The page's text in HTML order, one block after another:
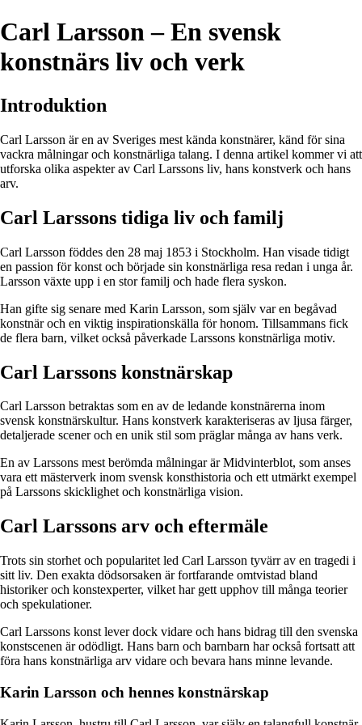
Carl Larsson – En svensk
konstnärs liv och verk
Introduktion
Carl Larsson är en av Sveriges mest kända konstnärer, känd för sina
vackra målningar och konstnärliga talang. I denna artikel kommer vi att
utforska olika aspekter av Carl Larssons liv, hans konstverk och hans
arv.
Carl Larssons tidiga liv och familj
Carl Larsson föddes den 28 maj 1853 i Stockholm. Han visade tidigt
en passion för konst och började sin konstnärliga resa redan i unga år.
Larsson växte upp i en stor familj och hade flera syskon.
Han gifte sig senare med Karin Larsson, som själv var en begåvad
konstnär och en viktig inspirationskälla för honom. Tillsammans fick
de flera barn, vilket också påverkade Larssons konstnärliga motiv.
Carl Larssons konstnärskap
Carl Larsson betraktas som en av de ledande konstnärerna inom
svensk konstnärskultur. Hans konstverk karakteriseras av ljusa färger,
detaljerade scener och en unik stil som präglar många av hans verk.
En av Larssons mest berömda målningar är Midvinterblot, som anses
vara ett mästerverk inom svensk konsthistoria och ett utmärkt exempel
på Larssons skicklighet och konstnärliga vision.
Carl Larssons arv och eftermäle
Trots sin storhet och popularitet led Carl Larsson tyvärr av en tragedi i
sitt liv. Den exakta dödsorsaken är fortfarande omtvistad bland
historiker och konstexperter, vilket har gett upphov till många teorier
och spekulationer.
Carl Larssons konst lever dock vidare och hans bidrag till den svenska
konstscenen är odödligt. Hans barn och barnbarn har också fortsatt att
föra hans konstnärliga arv vidare och bevara hans minne levande.
Karin Larsson och hennes konstnärskap